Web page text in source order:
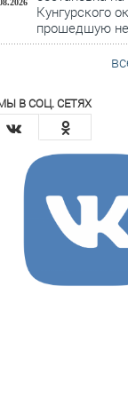
Кунгурского
прошедшую
В СОЦ. СЕТЯХ